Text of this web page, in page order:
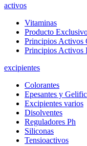
activos
Vitaminas
Producto
Principios Activos
Principios Activos
excipientes
Colorantes
Epesantes y
Excipientes varios
Disolventes
Reguladores Ph
Siliconas
Tensioactivos